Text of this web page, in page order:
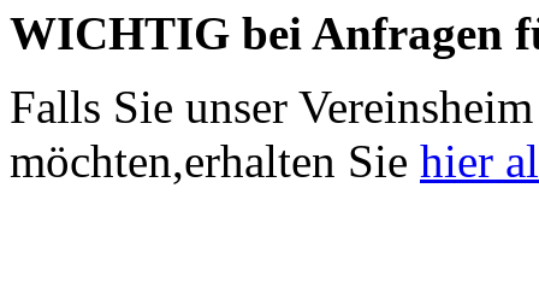
WICHTIG bei Anfragen
Falls Sie unser
möchten,erhalten Sie hier